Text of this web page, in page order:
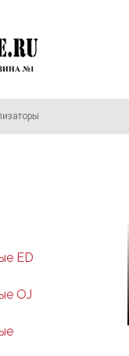
ED
OJ